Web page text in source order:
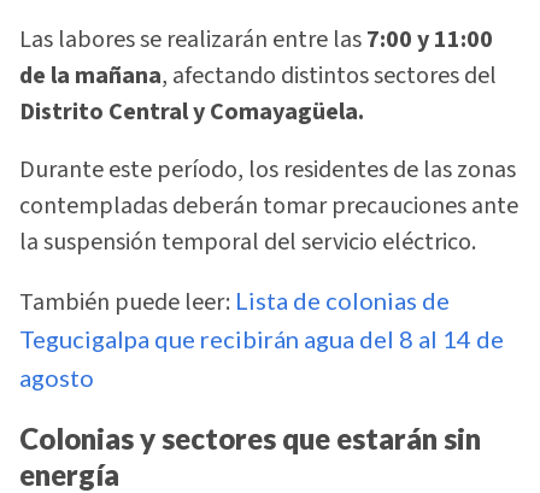
Las labores se realizarán entre las7:00 y 11:00
de la mañana, afectando distintos sectores del
Distrito Central y Comayagüela.
Durante este período, los residentes de las zonas
contempladas deberán tomar precauciones ante
la suspensión temporal del servicio eléctrico.
También puede leer: Lista de colonias de
Tegucigalpa que recibirán agua del 8 al 14 de
agosto
Colonias y sectores que estarán sin
energía